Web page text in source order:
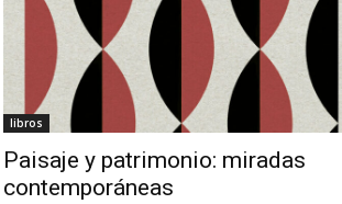
libros
Paisaje y patrimonio: miradas
contemporáneas